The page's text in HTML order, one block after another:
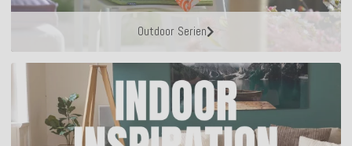
Outdoor Serien